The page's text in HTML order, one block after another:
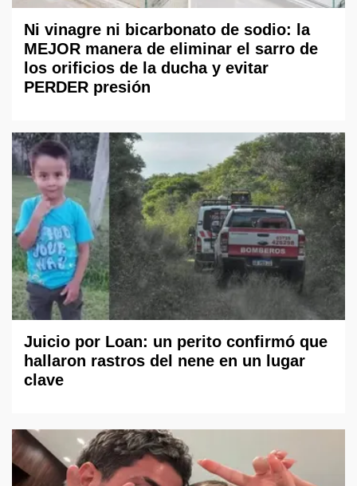
Ni vinagre ni bicarbonato de sodio: la
MEJOR manera de eliminar el sarro de
los orificios de la ducha y evitar
PERDER presión
Juicio por Loan: un perito confirmó que
hallaron rastros del nene en un lugar
clave